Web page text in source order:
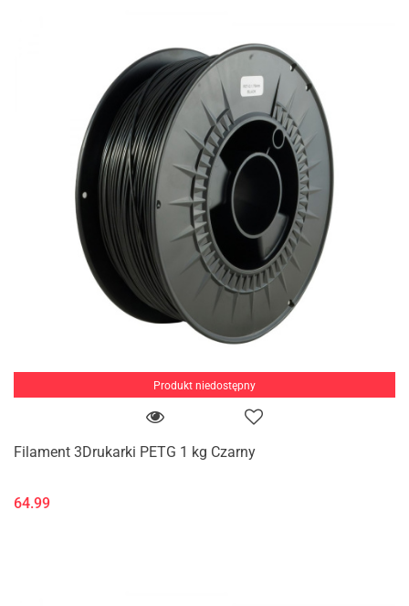
Produkt niedostępny
Filament 3Drukarki PETG 1 kg Czarny
64.99